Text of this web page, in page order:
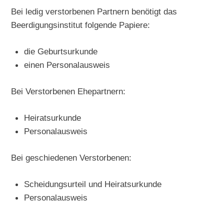
Bei ledig verstorbenen Partnern benötigt das
Beerdigungsinstitut folgende Papiere:
die Geburtsurkunde
einen Personalausweis
Bei Verstorbenen Ehepartnern:
Heiratsurkunde
Personalausweis
Bei geschiedenen Verstorbenen:
Scheidungsurteil und Heiratsurkunde
Personalausweis